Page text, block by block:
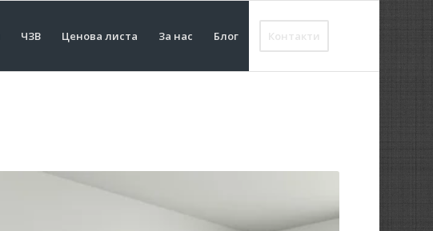
ЧЗВ Ценова листа За нас Блог Контакти